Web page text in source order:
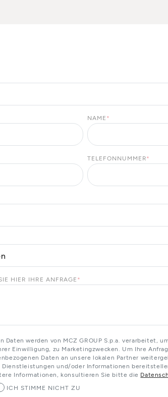
NAME *
TELEFONNUMMER*
HIER IHRE ANFRAGE *
Daten werden von MCZ GROUP S.p.a. verarbeitet,
Einwilligung, zu Marketingzwecken. Um Ihre
Daten an unsere lokalen Partner
Dienstleistungen und/oder Informationen
Informationen, konsultieren Sie bitte die
ICH STIMME NICHT ZU